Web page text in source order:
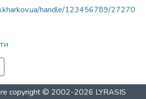
handle/123456789/27270
copyright © 2002-2026 LYRASIS